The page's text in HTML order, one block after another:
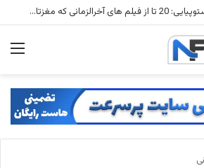
شهرهای متروکه جهان: ۱۵ شهر ارواح که زمانی میلیون ها نفر در آنها زندگی می کردند